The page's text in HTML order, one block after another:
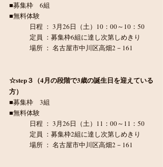
■募集枠　6組
■無料体験
	日程 ： 3月26日（土）10：00～10：50
	定員 ：募集枠6組に達し次第しめきり
	場所 ： 名古屋市中川区高畑2－161
☆step３（4月の段階で3歳の誕生日を迎えている
方）
■募集枠　3組
■無料体験
	日程 ： 3月26日（土）11：00～11：50
	定員 ：募集枠2組に達し次第しめきり
	場所 ： 名古屋市中川区高畑2－161